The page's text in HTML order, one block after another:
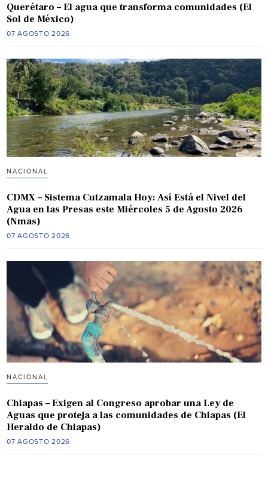
Querétaro – El agua que transforma comunidades (El
Sol de México)
07 AGOSTO 2026
NACIONAL
CDMX – Sistema Cutzamala Hoy: Así Está el Nivel del
Agua en las Presas este Miércoles 5 de Agosto 2026
(Nmas)
07 AGOSTO 2026
NACIONAL
Chiapas – Exigen al Congreso aprobar una Ley de
Aguas que proteja a las comunidades de Chiapas (El
Heraldo de Chiapas)
07 AGOSTO 2026